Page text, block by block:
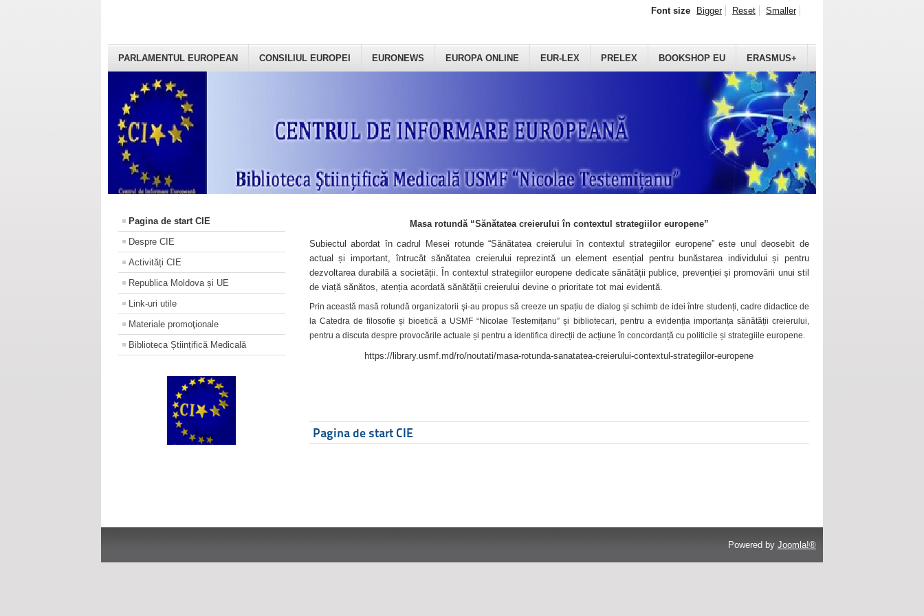
PARLAMENTUL EUROPEAN CONSILIUL EUROPEI EURONEWS EUROPA ONLINE EUR-LEX PRELEX BOOKSHOP EU ERASMUS+
Font size Bigger Reset Smaller
Pagina de start CIE
Despre CIE
Activități CIE
Republica Moldova și UE
Link-uri utile
Materiale promoţionale
Biblioteca Științifică Medicală
Masa rotundă “Sănătatea creierului în contextul strategiilor europene”
Subiectul abordat în cadrul Mesei rotunde “Sănătatea creierului în contextul strategiilor europene” este unul deosebit de
actual și important, întrucât sănătatea creierului reprezintă un element esențial pentru bunăstarea individului și pentru
dezvoltarea durabilă a societății. În contextul strategiilor europene dedicate sănătății publice, prevenției și promovării unui stil
de viață sănătos, atenția acordată sănătății creierului devine o prioritate tot mai evidentă.
Prin această masă rotundă organizatorii şi-au propus să creeze un spațiu de dialog și schimb de idei între studenți, cadre didactice de
la Catedra de filosofie și bioetică a USMF “Nicolae Testemițanu” și bibliotecari, pentru a evidenția importanța sănătății creierului,
pentru a discuta despre provocările actuale și pentru a identifica direcții de acțiune în concordanță cu politicile și strategiile europene.
https://library.usmf.md/ro/noutati/masa-rotunda-sanatatea-creierului-contextul-strategiilor-europene
Pagina de start CIE
Powered by Joomla!®